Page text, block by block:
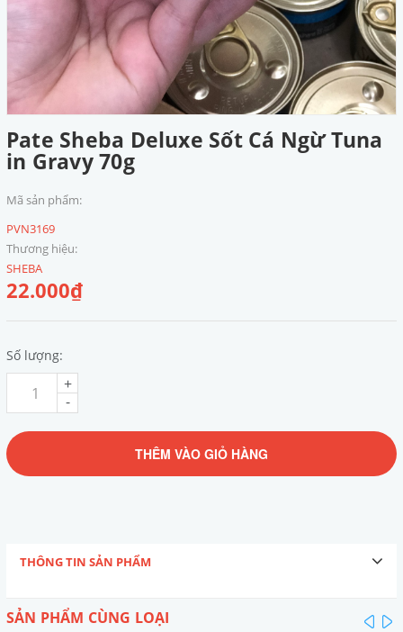
Pate Sheba Deluxe Sốt Cá Ngừ Tuna
in Gravy 70g
Mã sản phẩm:
PVN3169
Thương hiệu:
SHEBA
22.000₫
Số lượng:
-
+
THÊM VÀO GIỎ HÀNG
THÔNG TIN SẢN PHẨM
SẢN PHẨM CÙNG LOẠI